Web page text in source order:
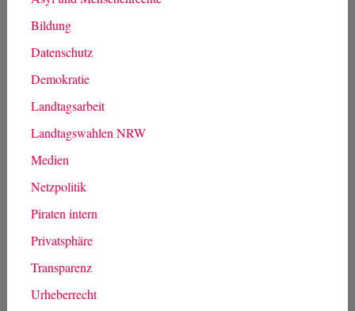
Bildung
Datenschutz
Demokratie
Landtagsarbeit
Landtagswahlen NRW
Medien
Netzpolitik
Piraten intern
Privatsphäre
Transparenz
Urheberrecht